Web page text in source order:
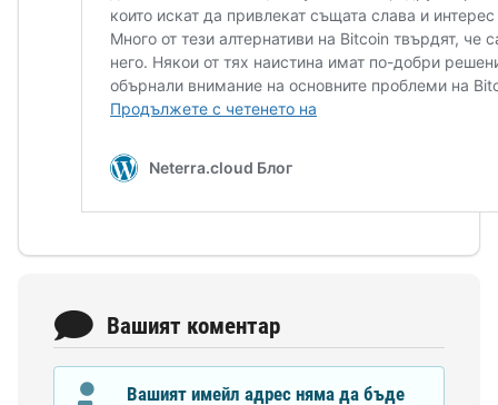
Вашият коментар
Вашият имейл адрес няма да бъде